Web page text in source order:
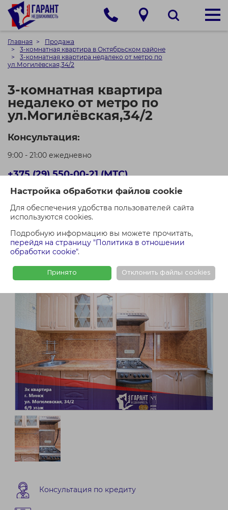
Настройка обработки файлов cookie
Для обеспечения удобства пользователей сайта
используются cookies.
Подробную информацию вы можете прочитать,
перейдя на страницу "Политика в отношении
обработки cookie".
Принято Отклонить файлы cookies
Главная
Продажа
3-комнатная квартира в Октябрьском районе
3-комнатная квартира недалеко от метро по
ул.Могилёвская,34/2
3-комнатная квартира
недалеко от метро по
ул.Могилёвская,34/2
Консультация:
9:00 - 21:00 ежедневно
+375 (29) 550-00-21 (МТС)
+375 (44) 550-00-71 (A1)
Кол-во просмотров: 836
Консультация по кредиту